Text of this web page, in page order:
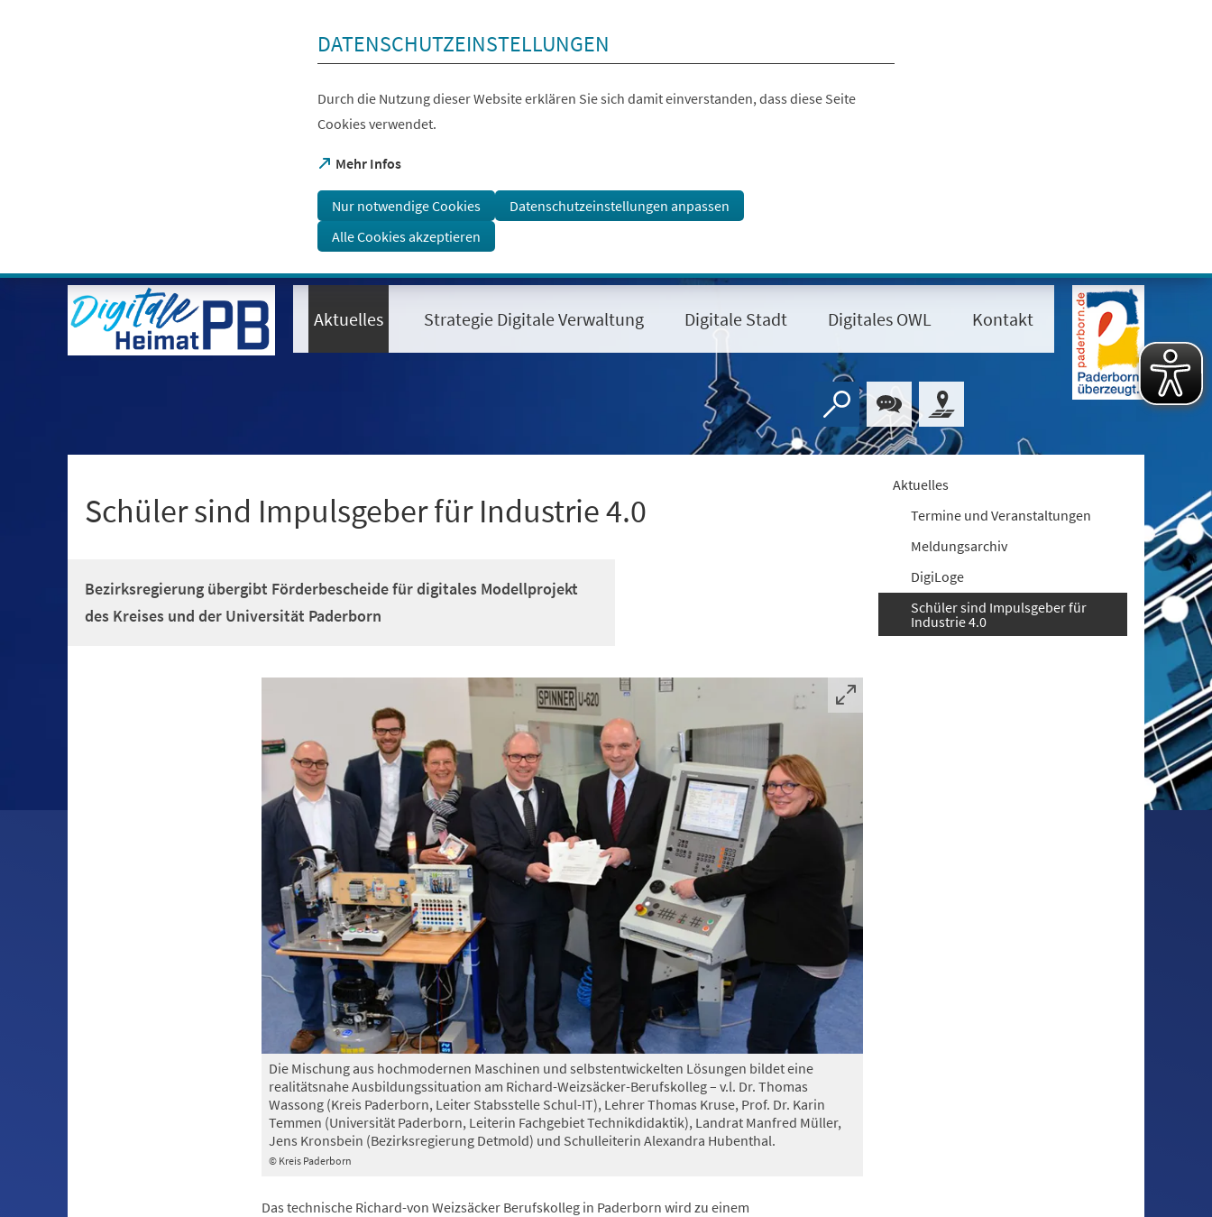
Assistenzsoftware
DATENSCHUTZEINSTELLUNGEN
Durch die Nutzung dieser Website erklären Sie sich damit einverstanden, dass diese Seite
Cookies verwendet.
Mehr Infos
(Öffnet
einem
neuen
Tab)
Nur notwendige Cookies
Datenschutzeinstellungen anpassen
Alle Cookies akzeptieren
Aktuelles Strategie Digitale Verwaltung Digitale Stadt Digitales OWL Kontakt
Schüler sind Impulsgeber für Industrie 4.0
Bezirksregierung übergibt Förderbescheide für digitales Modellprojekt
des Kreises und der Universität Paderborn
© Kreis Paderborn
Die Mischung aus hochmodernen Maschinen und selbstentwickelten Lösungen bildet eine
realitätsnahe Ausbildungssituation am Richard-Weizsäcker-Berufskolleg – v.l. Dr. Thomas
Wassong (Kreis Paderborn, Leiter Stabsstelle Schul-IT), Lehrer Thomas Kruse, Prof. Dr. Karin
Temmen (Universität Paderborn, Leiterin Fachgebiet Technikdidaktik), Landrat Manfred Müller,
Jens Kronsbein (Bezirksregierung Detmold) und Schulleiterin Alexandra Hubenthal.
Das technische Richard-von Weizsäcker Berufskolleg in Paderborn wird zu einem
Aktuelles
Termine und Veranstaltungen
Meldungsarchiv
DigiLoge
Schüler sind Impulsgeber für
Industrie 4.0